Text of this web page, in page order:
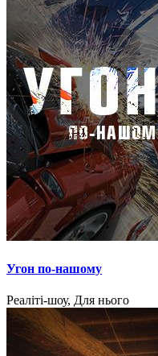
Угон по-нашому
Реаліті-шоу, Для нього